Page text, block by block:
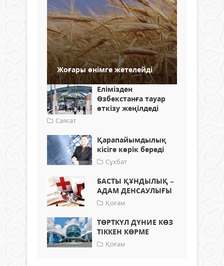
Жоғары өнімге жетелейді
Елімізден
Өзбекстанға тауар
өткізу жеңілдеді
Саясат
Қарапайымдылық
кісіге көрік береді
Сұхбат
БАСТЫ ҚҰНДЫЛЫҚ –
АДАМ ДЕНСАУЛЫҒЫ
Қоғам
ТӨРТКҮЛ ДҮНИЕ КӨЗ
ТІККЕН КӨРМЕ
Қоғам